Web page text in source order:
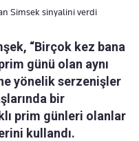
Simsek sinyalini verdi
“Birçok kez bana
günü olan aynı
yönelik serzenişler
bir
prim günleri olanlar
kullandı.